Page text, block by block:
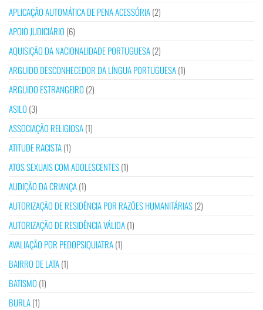
APLICAÇÃO AUTOMÁTICA DE PENA ACESSÓRIA(2)
APOIO JUDICIÁRIO (6)
AQUISIÇÃO DA NACIONALIDADE PORTUGUESA(2)
ARGUIDO DESCONHECEDOR DA LÍNGUA PORTUGUESA(1)
ARGUIDO ESTRANGEIRO (2)
ASILO (3)
ASSOCIAÇÃO RELIGIOSA(1)
ATITUDE RACISTA(1)
ATOS SEXUAIS COM ADOLESCENTES(1)
AUDIÇÃO DA CRIANÇA(1)
AUTORIZAÇÃO DE RESIDÊNCIA POR RAZÕES HUMANITÁRIAS(2)
AUTORIZAÇÃO DE RESIDÊNCIA VÁLIDA(1)
AVALIAÇÃO POR PEDOPSIQUIATRA(1)
BAIRRO DE LATA(1)
BATISMO (1)
BURLA(1)